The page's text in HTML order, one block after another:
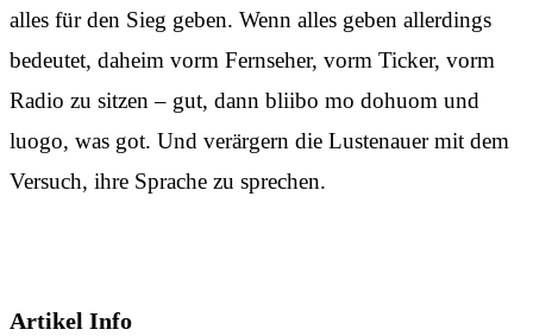
alles für den Sieg geben. Wenn alles geben allerdings
bedeutet, daheim vorm Fernseher, vorm Ticker, vorm
Radio zu sitzen – gut, dann bliibo mo dohuom und
luogo, was got. Und verärgern die Lustenauer mit dem
Versuch, ihre Sprache zu sprechen.
Artikel Info